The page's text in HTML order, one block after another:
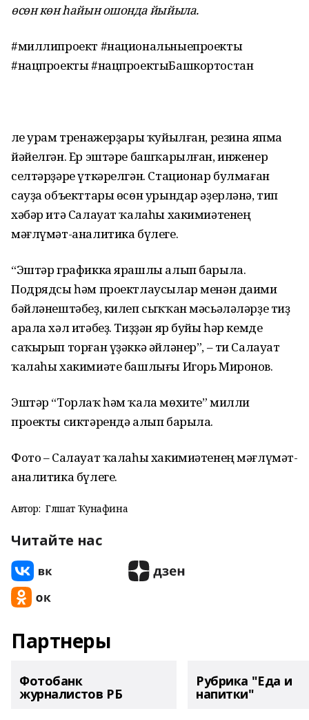
өсөн көн һайын ошонда йыйыла.
#миллипроект #национальныепроекты
#нацпроекты #нацпроектыБашкортостан
Әле урам тренажерҙары ҡуйылған, резина япма
йәйелгән. Ер эштәре башҡарылған, инженер
селтәрҙәре үткәрелгән. Стационар булмаған
сауҙа объекттары өсөн урындар әҙерләнә, тип
хәбәр итә Салауат ҡалаһы хакимиәтенең
мәғлүмәт-аналитика бүлеге.
“Эштәр графикка ярашлы алып барыла.
Подрядсы һәм проектлаусылар менән даими
бәйләнештәбеҙ, килеп сыҡҡан мәсьәләләрҙе тиҙ
арала хәл итәбеҙ. Тиҙҙән яр буйы һәр кемде
саҡырып торған үҙәккә әйләнер”, – ти Салауат
ҡалаһы хакимиәте башлығы Игорь Миронов.
Эштәр “Торлаҡ һәм ҡала мөхите” милли
проекты сиктәрендә алып барыла.
Фото – Салауат ҡалаһы хакимиәтенең мәғлүмәт-
аналитика бүлеге.
Автор: Гөлшат Ҡунафина
Читайте нас
Партнеры
Фотобанк
журналистов РБ
Рубрика "Еда и
напитки"